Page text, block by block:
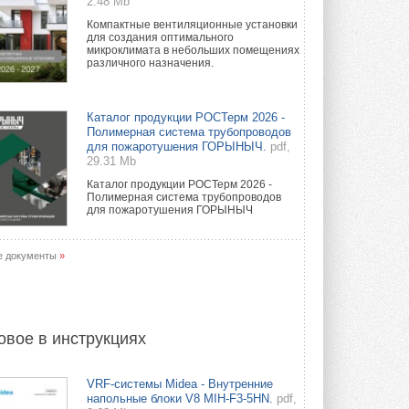
Компактные вентиляционные установки
для создания оптимального
микроклимата в небольших помещениях
различного назначения.
Каталог продукции РОСТерм 2026 -
Полимерная система трубопроводов
для пожаротушения ГОРЫНЫЧ.
pdf,
29.31 Mb
Каталог продукции РОСТерм 2026 -
Полимерная система трубопроводов
для пожаротушения ГОРЫНЫЧ
документы »
в инструкциях
VRF-системы Midea - Внутренние
напольные блоки V8 MIH-F3-5HN. pdf,